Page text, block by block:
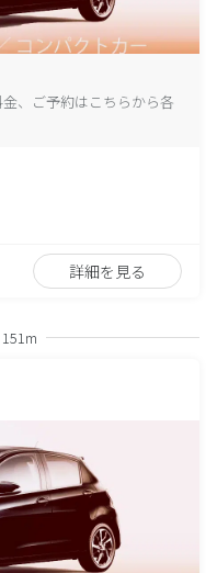
、ご予約はこちらから各
詳細を見る
151m